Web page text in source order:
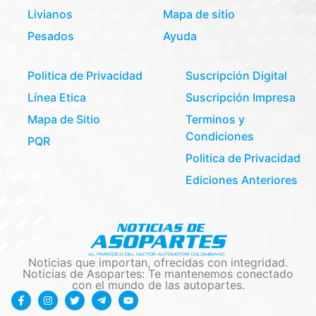
Livianos
Pesados
Mapa de sitio
Ayuda
Politica de Privacidad
Línea Etica
Mapa de Sitio
PQR
Suscripción Digital
Suscripción Impresa
Terminos y
Condiciones
Politica de Privacidad
Ediciones Anteriores
Noticias que importan, ofrecidas con integridad.
Noticias de Asopartes: Te mantenemos conectado
con el mundo de las autopartes.